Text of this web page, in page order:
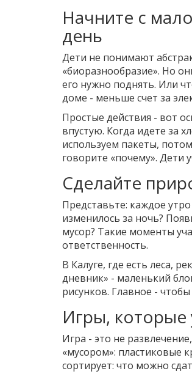
Начните с
день
Дети не понимают
«биоразнообразие». Но
его нужно поднять. Или
доме - меньше счет за
Простые действия - вот
впустую. Когда идете за
используем пакеты,
говорите «почему». Дети
Сделайте
Представьте: каждое
изменилось за ночь?
мусор? Такие моменты
ответственность.
В Калуге, где есть леса,
дневник» - маленький
рисунков. Главное -
Игры, которые
Игра - это не
«мусором»: пластиковые
сортирует: что можно